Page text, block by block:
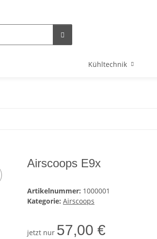
Kühltechnik
Airscoops E9x
Artikelnummer: 1000001
Kategorie: Airscoops
jetzt nur 57,00 €